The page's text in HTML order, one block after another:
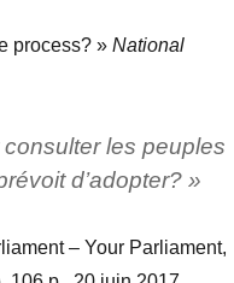
process? » National
les peuples
d’adopter? »
– Your Parliament,